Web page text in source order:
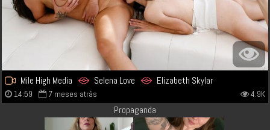
Mile High Media Selena Love Elizabeth Skylar
14:59 7 meses atrás 4.9K
Propaganda